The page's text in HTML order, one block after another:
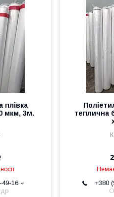
плівка
мкм, 3м.
49-16
теплична
+380